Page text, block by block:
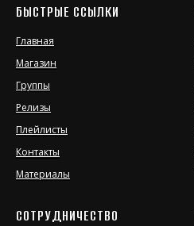
БЫСТРЫЕ ССЫЛКИ
Главная
Магазин
Группы
Релизы
Плейлисты
Контакты
Материалы
СОТРУДНИЧЕСТВО